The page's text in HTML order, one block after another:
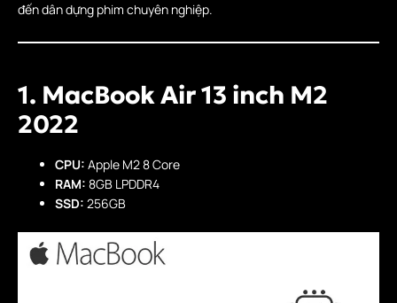
đến dân dựng phim chuyên nghiệp.
1. MacBook Air 13 inch M2
2022
CPU: Apple M2 8 Core
RAM: 8GB LPDDR4
SSD: 256GB